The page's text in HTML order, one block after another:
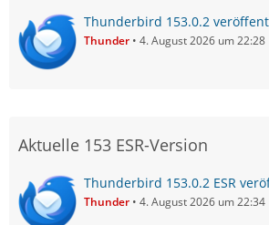
Thunderbird 153.0.2
Thunder 4. August 2026 um 22:28
Aktuelle 153 ESR-Version
Thunderbird 153.0.2 ESR
Thunder 4. August 2026 um 22:34